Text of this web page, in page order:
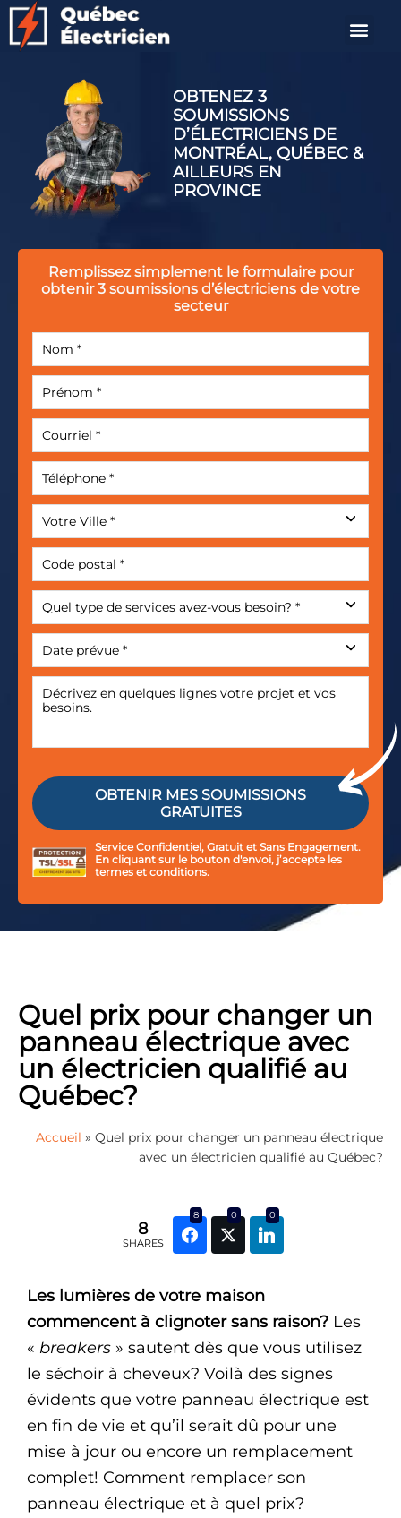
OBTENEZ 3
SOUMISSIONS
D’ÉLECTRICIENS DE
MONTRÉAL, QUÉBEC &
AILLEURS EN
PROVINCE
Remplissez simplement le formulairepour
obtenir 3 soumissions d’électriciens de votre
secteur
Service Confidentiel, Gratuit et Sans Engagement.
En cliquant sur le bouton d'envoi, j’accepte les
termes et conditions.
Quel prix pour changer un
panneau électrique avec
un électricien qualifié au
Québec?
Accueil » Quel prix pour changer un panneau électrique
avec un électricien qualifié au Québec?
8
SHARES
8 0 0
Les lumières de votre maison
commencent à clignoter sans raison? Les
« breakers » sautent dès que vous utilisez
le séchoir à cheveux? Voilà des signes
évidents que votre panneau électrique est
en fin de vie et qu’il serait dû pour une
mise à jour ou encore un remplacement
complet! Comment remplacer son
panneau électrique et à quel prix?